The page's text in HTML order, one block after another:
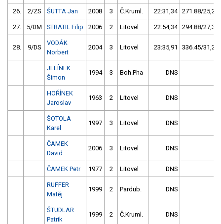
26. 2/ZS ŠUTTA Jan 2008 3 Č.Kruml. 22:31,34 271.88/25,2
27. 5/DM STRATIL Filip 2006 2 Litovel 22:54,34 294.88/27,3
28. 9/DS
VODÁK
Norbert
2004 3 Litovel 23:35,91 336.45/31,2
JELÍNEK
Šimon
1994 3 Boh.Pha DNS
HOŘÍNEK
Jaroslav
1963 2 Litovel DNS
ŠOTOLA
Karel
1997 3 Litovel DNS
ČAMEK
David
2006 3 Litovel DNS
ČAMEK Petr 1977 2 Litovel DNS
RUFFER
Matěj
1999 2 Pardub. DNS
ŠTUDLAR
Patrik
1999 2 Č.Kruml. DNS